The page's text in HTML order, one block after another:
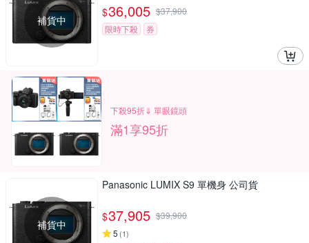
補貨中
$36,005 $37,900
限時下殺
券
下殺95折⇓ 單眼鏡頭
滿1享95折
補貨中
Panasonic LUMIX S9 單機身 公司貨
$37,905 $39,900
5 (1)